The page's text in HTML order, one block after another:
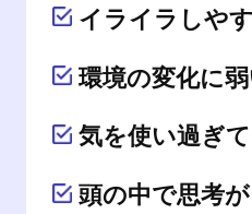
イライラしや
環境の変化に
気を使い過ぎ
頭の中で思考